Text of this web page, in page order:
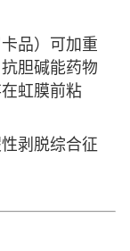
品）可加重
胆碱能药物
虹膜前粘
剥脱综合征